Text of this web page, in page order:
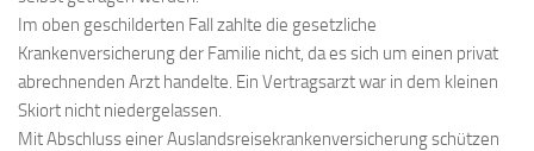
Im oben geschilderten Fall zahlte die gesetzliche
Krankenversicherung der Familie nicht, da es sich um einen privat
abrechnenden Arzt handelte. Ein Vertragsarzt war in dem kleinen
Skiort nicht niedergelassen.
Mit Abschluss einer Auslandsreisekrankenversicherung schützen